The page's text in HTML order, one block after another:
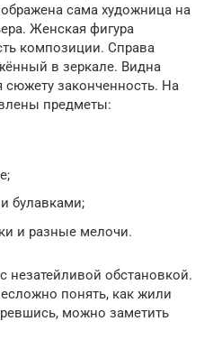
сама художница на
Женская фигура
композиции. Справа
в зеркале. Видна
законченность. На
предметы:
булавками;
и разные мелочи.
незатейливой обстановкой.
понять, как жили
можно заметить